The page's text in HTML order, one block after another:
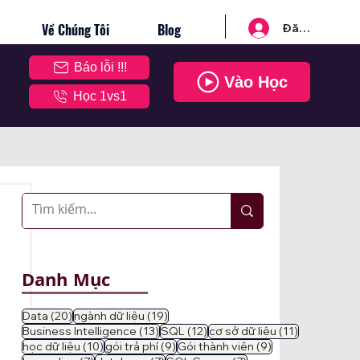
Về Chúng Tôi Blog Đăng nhập
Báo lỗi !!!
Học 1vs1
Vào Học
Danh Mục
Data (20)20 bài đăng
ngành dữ liệu (19)19 bài đăng
Business Intelligence (13)13 bài đăng
SQL (12)12 bài đăng
cơ sở dữ liệu (11)11 bài đăng
học dữ liệu (10)10 bài đăng
gói trả phí (9)9 bài đăng
Gói thành viên (9)9 bài đăng